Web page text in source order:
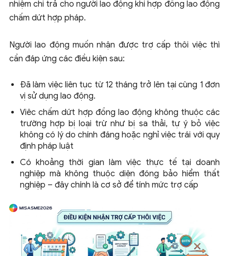
nhiệm chi trả cho người lao động khi hợp đồng lao động
chấm dứt hợp pháp.
Người lao động muốn nhận được trợ cấp thôi việc thì
cần đáp ứng các điều kiện sau:
Đã làm việc liên tục từ 12 tháng trở lên tại cùng 1 đơn
vị sử dụng lao động.
Viêc chấm dứt hợp đồng lao động không thuộc các
trường hợp bị loại trừ như bị sa thải, tự ý bỏ việc
không có lý do chính đáng hoặc nghỉ việc trái với quy
định pháp luật
Có khoảng thời gian làm việc thực tế tại doanh
nghiệp mà không thuộc diện đóng bảo hiểm thất
nghiệp – đây chính là cơ sở để tính mức trợ cấp